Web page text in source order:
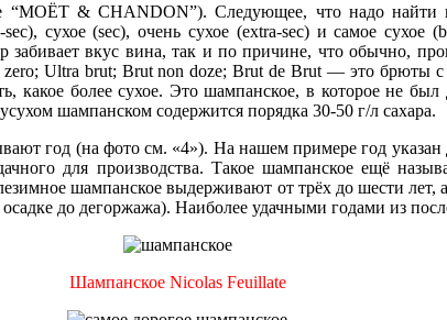
“MOЁT & CHANDON”). Следующее, что надо найти
сухое (sec), очень сухое (extra-sec) и самое
вкус вина, так и по причине, что обычно,
Ultra brut; Brut non doze; Brut de Brut — это брюты
какое более сухое. Это шампанское, в которое не
шампанском содержится порядка 30-50 г/л сахара.
год (на фото см. «4»). На нашем примере год
для производства. Такое шампанское ещё
шампанское выдерживают от трёх до шести лет,
до дегоржажа). Наиболее удачными годами из
Шампанское Nicolas Feuillate